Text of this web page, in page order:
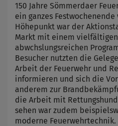
150 Jahre Sömmerdaer
ein ganzes Festwochenende
Höhepunkt war der
Markt mit einem
abwchslungsreichen
Besucher nutzten die
Arbeit der Feuerwehr und
informieren und sich die
anderem zur
die Arbeit mit
sehen war zudem
moderne Feuerwehrtechnik.